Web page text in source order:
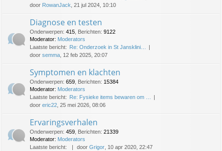
door RowanJack , 21 jul 2024, 10:10
Diagnose en testen
Onderwerpen: 415 Berichten: 9122
Moderator: Moderators
Laatste bericht: Re: Onderzoek in St Jansklini…
door semma , 12 feb 2025, 20:07
Symptomen en klachten
Onderwerpen: 659 Berichten: 15384
Moderator: Moderators
Laatste bericht: Re: Fysieke items bewaren om …
door eric22 , 25 mei 2026, 08:06
Ervaringsverhalen
Onderwerpen: 459 Berichten: 21339
Moderator: Moderators
Laatste bericht:
door Grigor , 10 apr 2020, 22:47